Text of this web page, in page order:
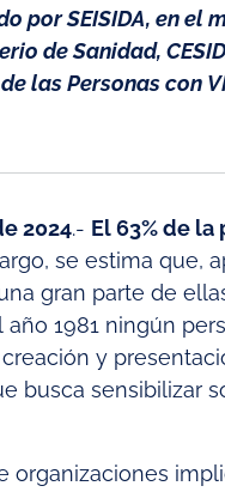
por SEISIDA, en el
de Sanidad,
las Personas con
2024.- El 63% de
se estima que,
gran parte de
1981 ningún
y
busca sensibilizar
organizaciones